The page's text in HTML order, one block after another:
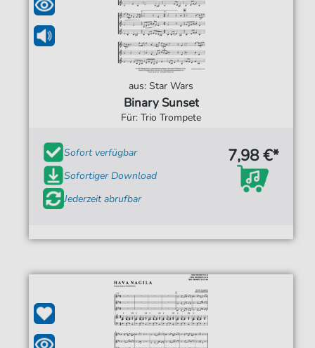
aus: Star Wars
Binary Sunset
Für: Trio Trompete
Sofort verfügbar
Sofortiger Download
Jederzeit abrufbar
7,98 €*